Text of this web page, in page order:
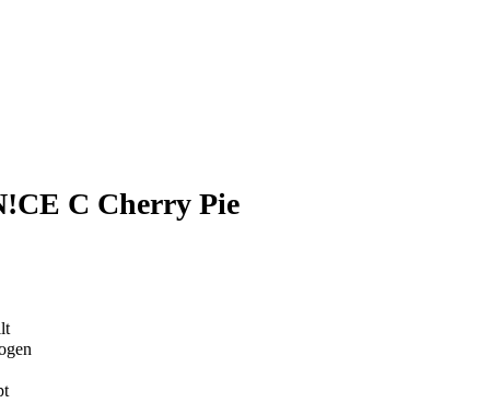
C Cherry Pie